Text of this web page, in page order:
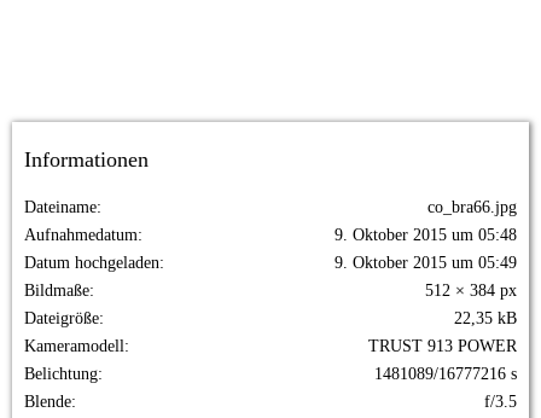
Informationen
Dateiname
co_bra66.jpg
Aufnahmedatum
9. Oktober 2015 um 05:48
Datum hochgeladen
9. Oktober 2015 um 05:49
Bildmaße
512 × 384 px
Dateigröße
22,35 kB
Kameramodell
TRUST 913 POWER
Belichtung
1481089/16777216 s
Blende
f/3.5